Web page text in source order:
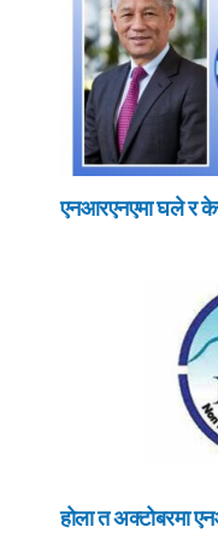
एनआरएनएमा घले र
होला त अक्टोबरमा